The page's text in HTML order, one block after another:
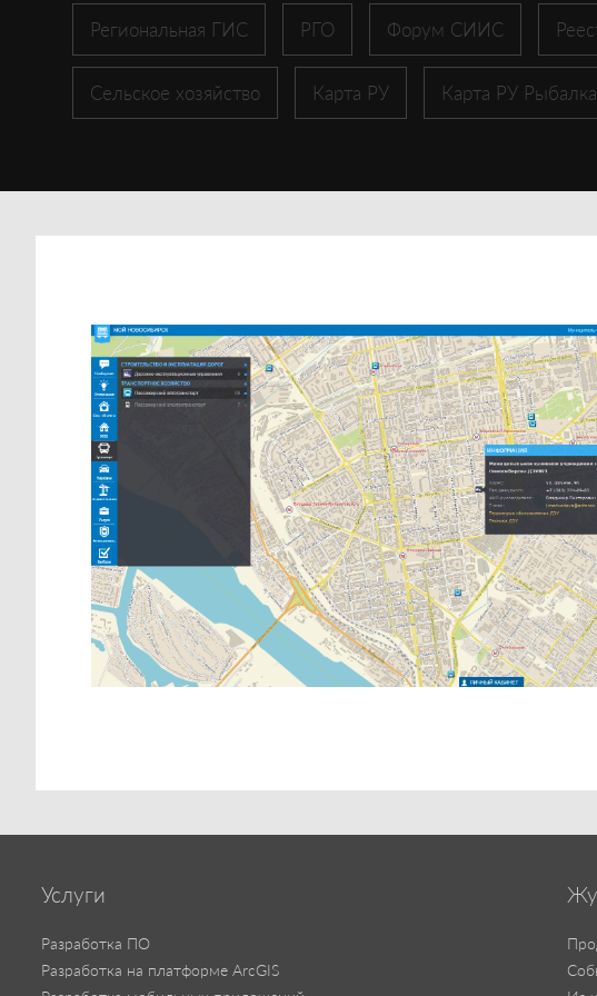
Региональная ГИС РГО Форум СИИС
Сельское хозяйство Карта РУ Карта РУ Рыбалка
Услуги
Разработка ПО
Разработка на платформе ArcGIS